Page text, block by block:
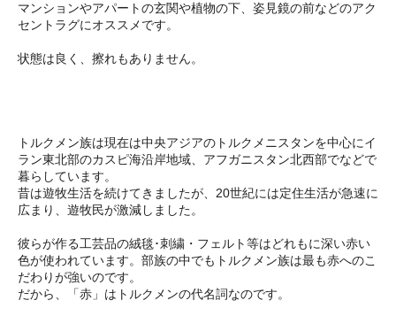
マンションやアパートの玄関や植物の下、姿見鏡の前などのアク
セントラグにオススメです。
状態は良く、擦れもありません。
トルクメン族は現在は中央アジアのトルクメニスタンを中心にイ
ラン東北部のカスピ海沿岸地域、アフガニスタン北西部でなどで
暮らしています。
昔は遊牧生活を続けてきましたが、20世紀には定住生活が急速に
広まり、遊牧民が激減しました。
彼らが作る工芸品の絨毯･刺繍・フェルト等はどれもに深い赤い
色が使われています。部族の中でもトルクメン族は最も赤へのこ
だわりが強いのです。
だから、「赤」はトルクメンの代名詞なのです。